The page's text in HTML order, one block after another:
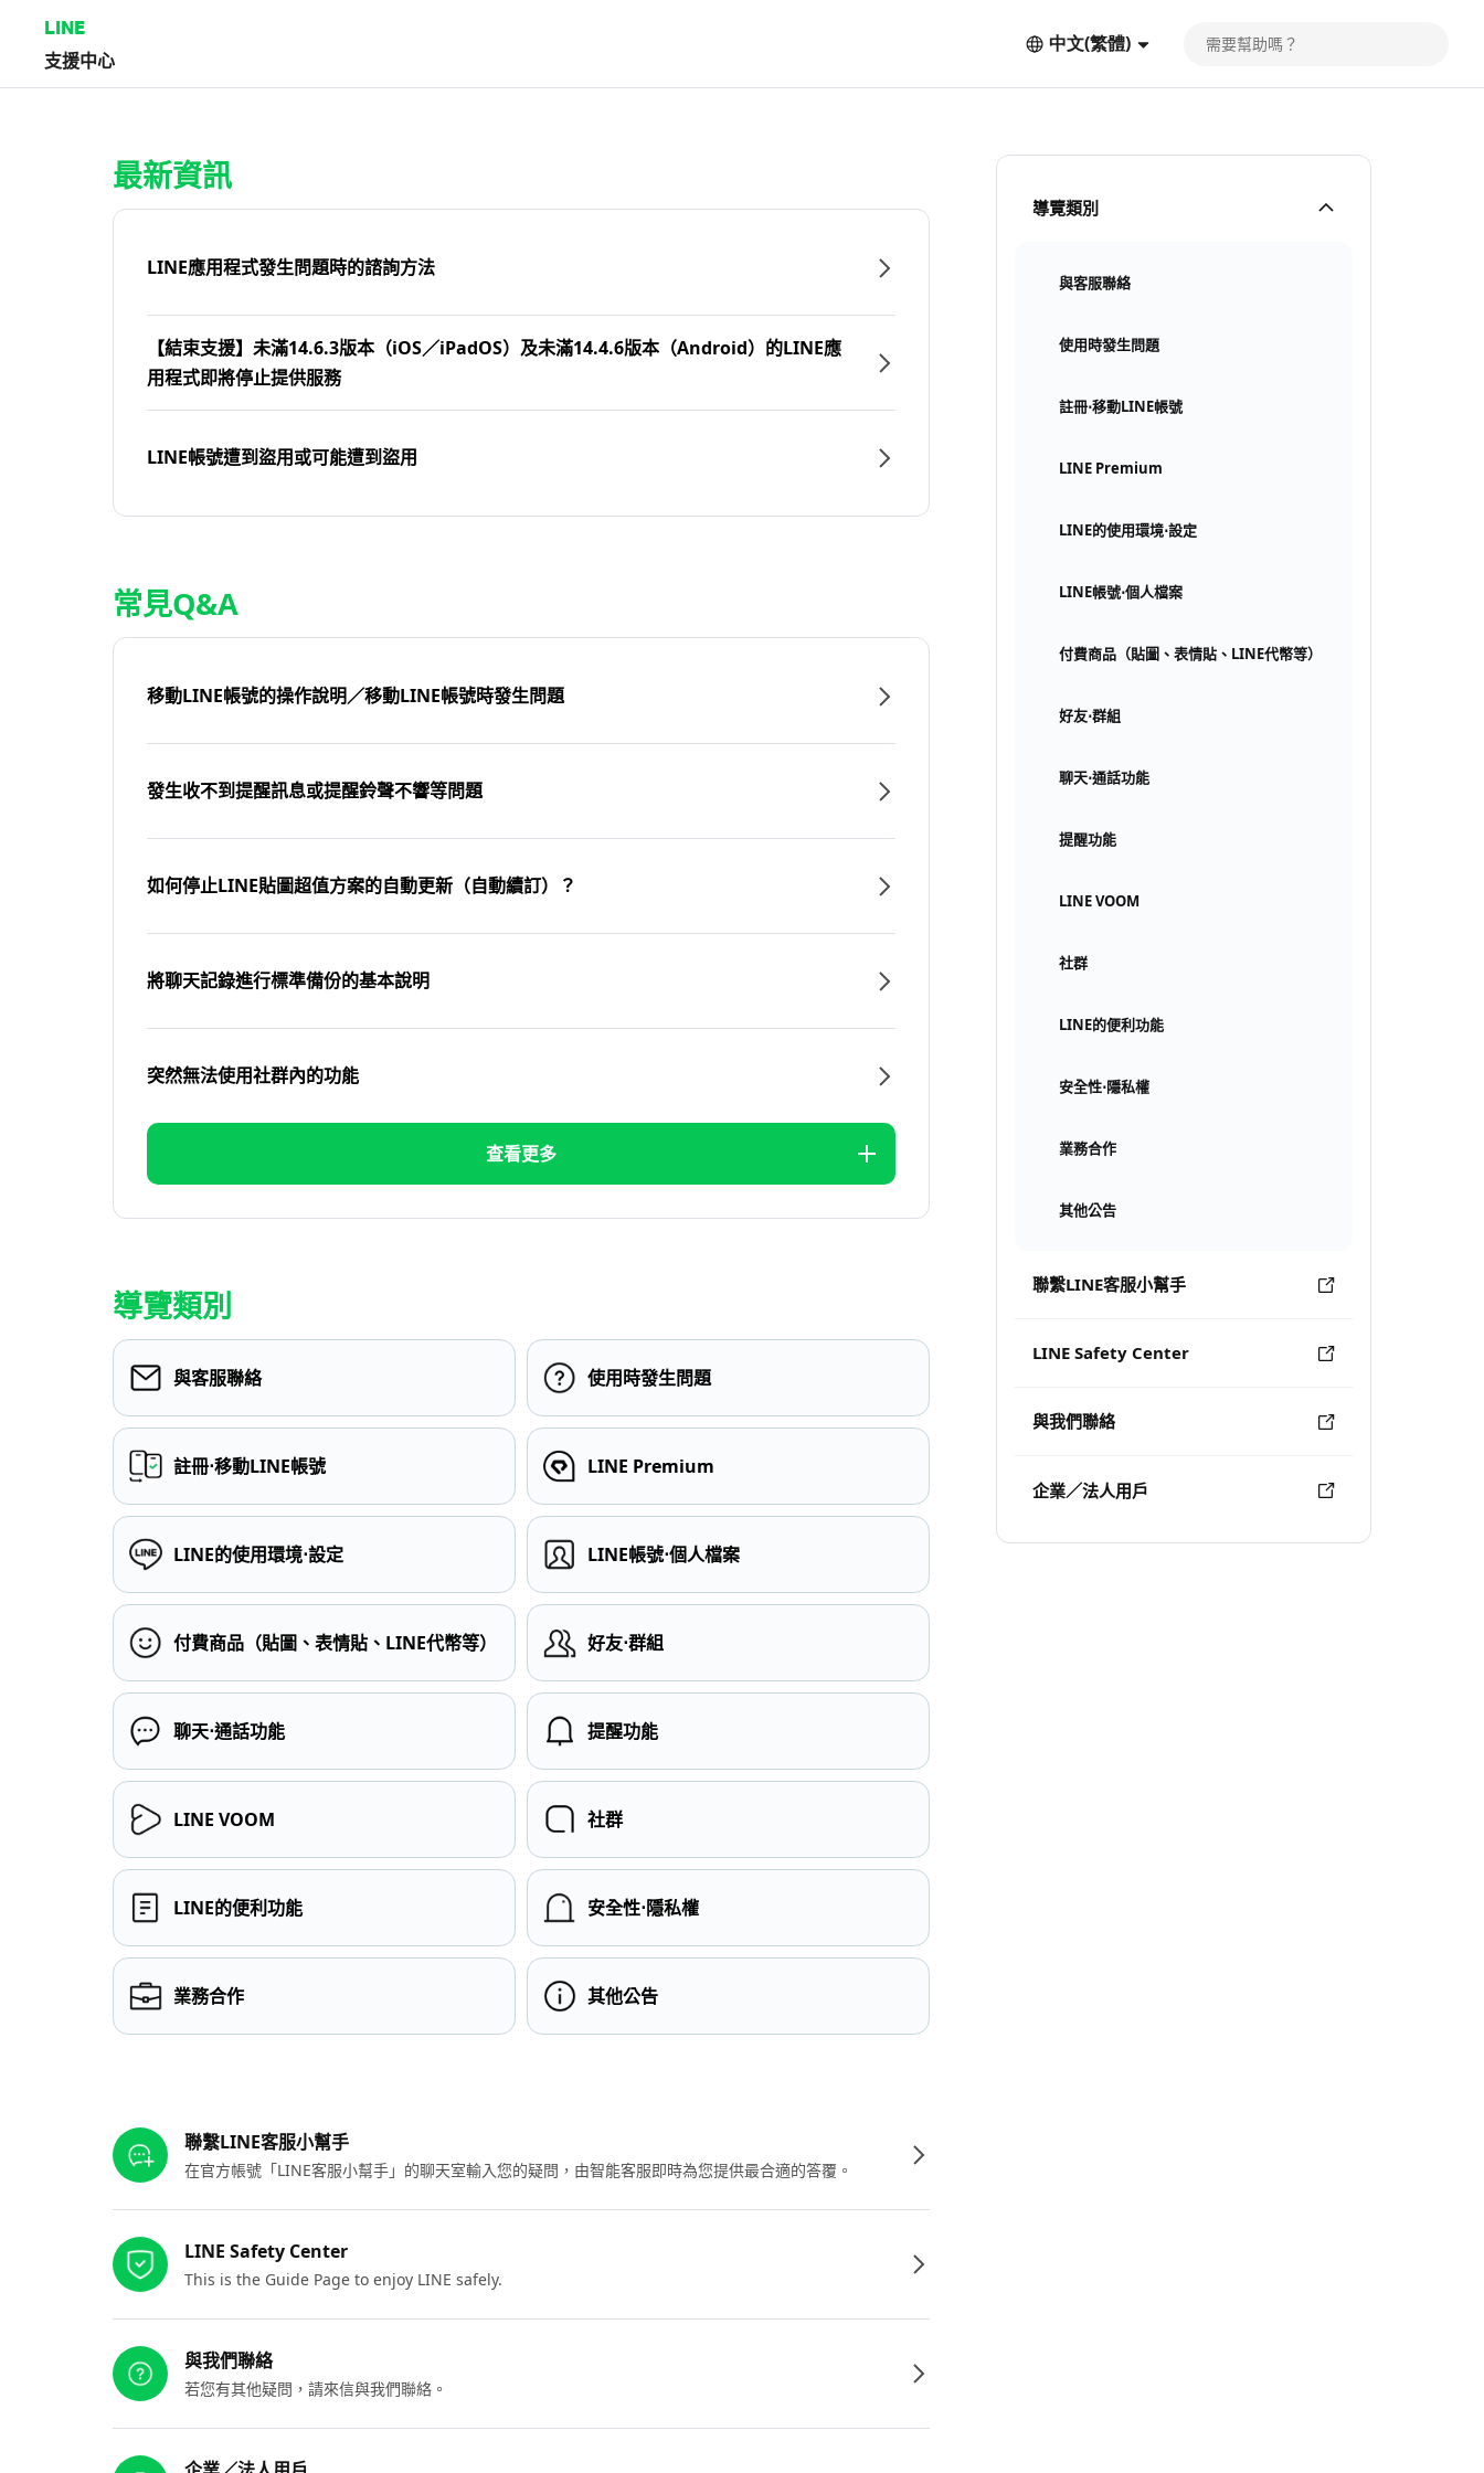
LINE
支援中心
中文(繁體)
導覽類別
與客服聯絡
使用時發生問題
註冊⋅移動LINE帳號
LINE Premium
LINE的使用環境⋅設定
LINE帳號⋅個人檔案
付費商品（貼圖、表情貼、LINE代幣等）
好友⋅群組
聊天⋅通話功能
提醒功能
LINE VOOM
社群
LINE的便利功能
安全性⋅隱私權
業務合作
其他公告
聯繫LINE客服小幫手
LINE Safety Center
與我們聯絡
企業／法人用戶
最新資訊
LINE應用程式發生問題時的諮詢方法
【結束支援】未滿14.6.3版本（iOS／iPadOS）及未滿14.4.6版本（Android）的LINE應
用程式即將停止提供服務
LINE帳號遭到盜用或可能遭到盜用
常見Q&A
移動LINE帳號的操作說明／移動LINE帳號時發生問題
發生收不到提醒訊息或提醒鈴聲不響等問題
如何停止LINE貼圖超值方案的自動更新（自動續訂）？
將聊天記錄進行標準備份的基本說明
突然無法使用社群內的功能
查看更多
導覽類別
與客服聯絡 使用時發生問題
註冊⋅移動LINE帳號 LINE Premium
LINE的使用環境⋅設定 LINE帳號⋅個人檔案
付費商品（貼圖、表情貼、LINE代幣等） 好友⋅群組
聊天⋅通話功能 提醒功能
LINE VOOM 社群
LINE的便利功能 安全性⋅隱私權
業務合作 其他公告
聯繫LINE客服小幫手
在官方帳號「LINE客服小幫手」的聊天室輸入您的疑問，由智能客服即時為您提供最合適的答覆。
LINE Safety Center
This is the Guide Page to enjoy LINE safely.
與我們聯絡
若您有其他疑問，請來信與我們聯絡。